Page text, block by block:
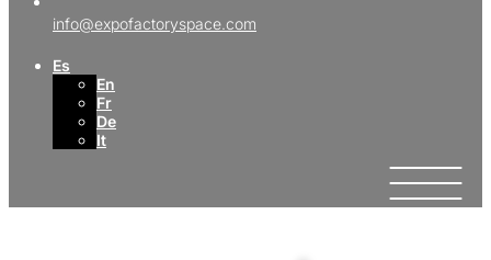
info@expofactoryspace.com
Es
En
Fr
De
It